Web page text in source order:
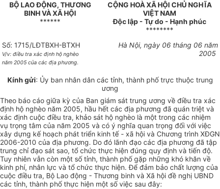
BỘ LAO ĐỘNG, THƯƠNG
BINH VÀ XÃ HỘI
******
CỘNG HOÀ XÃ HỘI CHỦ NGHĨA
VIỆT NAM
Độc lập - Tự do - Hạnh phúc
********
Số: 1715/LĐTBXH-BTXH
V/v: điều tra xác định hộ nghèo
năm 2005 của các địa phương.
Hà Nội, ngày 06 tháng 06 năm
2005
Kính gửi: Ủy ban nhân dân các tỉnh, thành phố trực thuộc trung
ương
Theo báo cáo giữa kỳ của Ban giám sát trung ương về điều tra xác
định hộ nghèo năm 2005, hầu hết các địa phương đã quán triệt và
xác định cuộc điều tra, khảo sát hộ nghèo là một trong các nhiệm
vụ trọng tâm của năm 2005 và có ý nghĩa quan trọng đối với việc
xây dựng kế hoạch phát triển kinh tế - xã hội và Chương trình XĐGN
2006-2010 của địa phương. Do đó lãnh đạo các địa phương đã tập
trung chỉ đạo sát sao, tổ chức thực hiện đúng quy định và tiến độ.
Tuy nhiên vẫn còn một số tỉnh, thành phố gặp những khó khăn về
kinh phí, nhân lực và tổ chức thực hiện. Để đảm bảo chất lượng của
cuộc điều tra, Bộ Lao động - Thương binh và Xã hội đề nghị UBND
các tỉnh, thành phố thực hiện một số việc sau đây: